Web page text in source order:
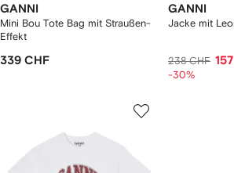
GANNI
Mini Bou Tote Bag mit Straußen-
Effekt
339 CHF
GANNI
Jacke mit
238 CHF
-30%